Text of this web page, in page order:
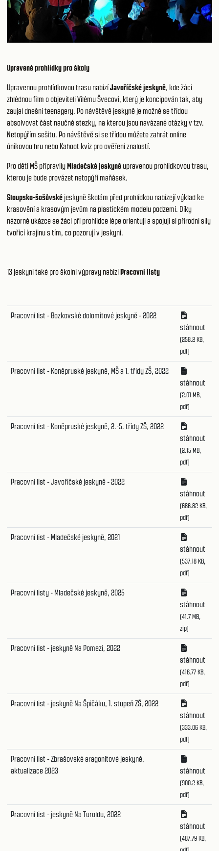
Upravené prohlídky pro školy
Upravenou prohlídkovou trasu nabízíJavoříčské jeskyně, kde žáci
zhlédnou film o objeviteli Vilému Švecovi, který je koncipován tak, aby
zaujal dnešní teenagery. Po návštěvě jeskyně je možné se třídou
absolvovat část naučné stezky, na kterou jsou navázané otázky v tzv.
Netopýřím sešitu. Po návštěvě si se třídou můžete zahrát online
únikovou hru nebo Kahoot kvíz pro ověření znalostí.
Pro děti MŠ připravilyMladečské jeskyněupravenou prohlídkovou trasu,
kterou je bude provázet netopýří maňásek.
Sloupsko-šošůvské jeskyně školám před prohlídkou nabízejí výklad ke
krasovění a krasovým jevům na plastickém modelu podzemí. Díky
názorné ukázce se žáci při prohlídce lépe orientují a spojují si přírodní síly
tvořící krajinu s tím, co pozorují v jeskyni.
13 jeskyní také pro školní výpravy nabízíPracovní listy
Pracovní list - Bozkovské dolomitové jeskyně - 2022
stáhnout
(258.2 KB,
pdf)
Pracovní list - Koněpruské jeskyně, MŠ a 1. třídy ZŠ, 2022
stáhnout
(2.01 MB,
pdf)
Pracovní list - Koněpruské jeskyně, 2.-5. třídy ZŠ, 2022
stáhnout
(2.15 MB,
pdf)
Pracovní list - Javoříčské jeskyně - 2022
stáhnout
(686.82 KB,
pdf)
Pracovní list - Mladečské jeskyně, 2021
stáhnout
(537.18 KB,
pdf)
Pracovní listy - Mladečské jeskyně, 2025
stáhnout
(41.7 MB,
zip)
Pracovní list - jeskyně Na Pomezí, 2022
stáhnout
(416.77 KB,
pdf)
Pracovní list - jeskyně Na Špičáku, 1. stupeň ZŠ, 2022
stáhnout
(333.06 KB,
pdf)
Pracovní list - Zbrašovské aragonitové jeskyně,
aktualizace 2023
stáhnout
(900.2 KB,
pdf)
Pracovní list - jeskyně Na Turoldu, 2022
stáhnout
(487.79 KB,